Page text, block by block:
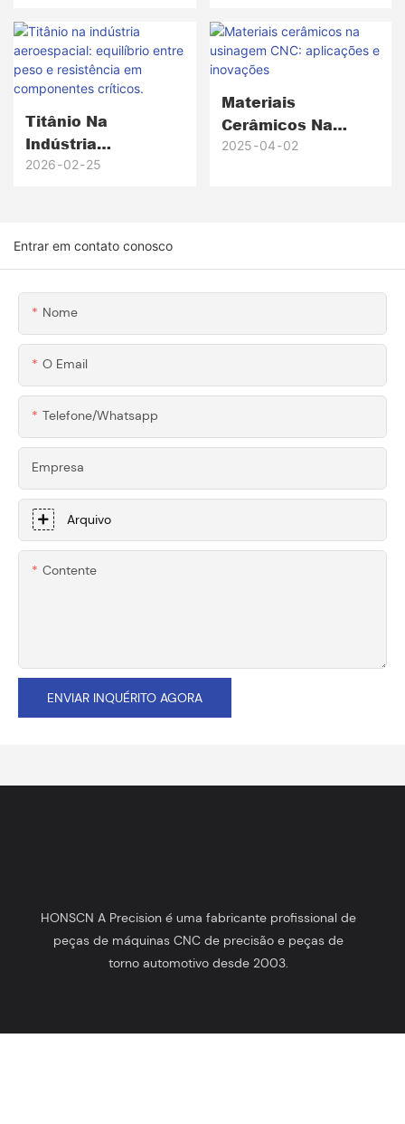
Importa
Engrenagens De
Plástico Falham E
Como As Peças De
Metal Usinadas Por
CNC Melhoram O
Desempenho?
Titânio Na
Indústria
Aeroespacial:
Críticos.
2026 02 25
Materiais
Cerâmicos Na
Usinagem CNC:
2025 04 02
Entrar em contato conosco
Nome
O Email
Telefone/whatsapp
Empresa
Arquivo
Contente
ENVIAR INQUÉRITO AGORA
HONSCN A Precision é uma fabricante profissional de
peças de máquinas CNC de precisão e peças de
torno automotivo desde 2003.